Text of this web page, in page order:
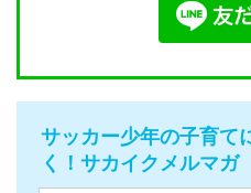
サッカー少年の子育て
く！サカイクメルマガ